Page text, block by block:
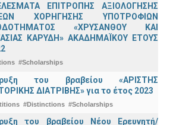
ΕΠΙΤΡΟΠΗΣ ΑΞΙΟΛΟΓΗΣΗΣ
ΧΟΡΗΓΗΣΗΣ ΥΠΟΤΡΟΦΙΩΝ
«ΧΡΥΣΑΝΘΟΥ ΚΑΙ
ΚΑΡΥΔΗ» ΑΚΑΔΗΜΑΪΚΟΥ ΕΤΟΥΣ
#Scholarships
του βραβείου «ΑΡΙΣΤΗΣ
ΔΙΑΤΡΙΒΗΣ» για το έτος 2023
#Distinctions #Scholarships
του βραβείου Νέου Ερευνητή/